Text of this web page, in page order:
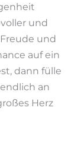
und
und
auf ein
dann fülle
an
Herz